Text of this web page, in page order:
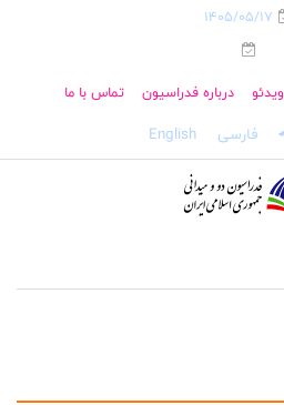
1405/05/17
ویدئو درباره فدراسیون تماس با ما
فارسی English